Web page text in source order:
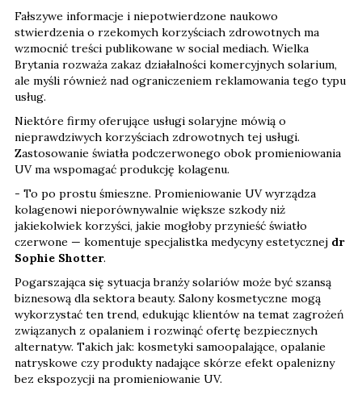
Fałszywe informacje i niepotwierdzone naukowo
stwierdzenia o rzekomych korzyściach zdrowotnych ma
wzmocnić treści publikowane w social mediach. Wielka
Brytania rozważa zakaz działalności komercyjnych solarium,
ale myśli również nad ograniczeniem reklamowania tego typu
usług.
Niektóre firmy oferujące usługi solaryjne mówią o
nieprawdziwych korzyściach zdrowotnych tej usługi.
Zastosowanie światła podczerwonego obok promieniowania
UV ma wspomagać produkcję kolagenu.
- To po prostu śmieszne. Promieniowanie UV wyrządza
kolagenowi nieporównywalnie większe szkody niż
jakiekolwiek korzyści, jakie mogłoby przynieść światło
czerwone — komentuje specjalistka medycyny estetycznej dr
Sophie Shotter.
Pogarszająca się sytuacja branży solariów może być szansą
biznesową dla sektora beauty. Salony kosmetyczne mogą
wykorzystać ten trend, edukując klientów na temat zagrożeń
związanych z opalaniem i rozwinąć ofertę bezpiecznych
alternatyw. Takich jak: kosmetyki samoopalające, opalanie
natryskowe czy produkty nadające skórze efekt opalenizny
bez ekspozycji na promieniowanie UV.